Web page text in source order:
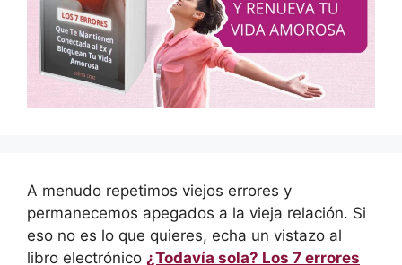
A menudo repetimos viejos errores y
permanecemos apegados a la vieja relación. Si
eso no es lo que quieres, echa un vistazo al
libro electrónico ¿Todavía sola? Los 7 errores